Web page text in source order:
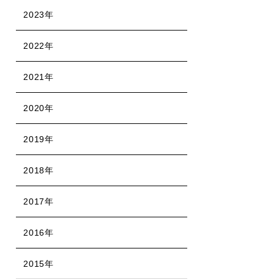
2023年
2022年
2021年
2020年
2019年
2018年
2017年
2016年
2015年